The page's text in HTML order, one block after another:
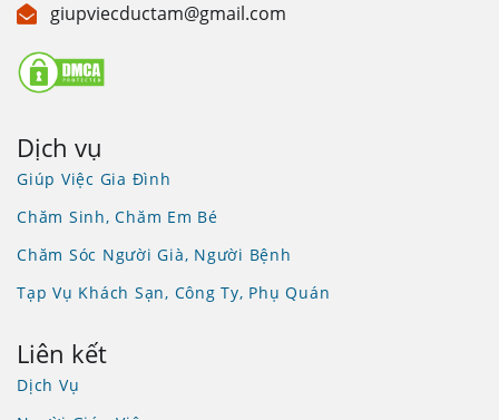
giupviecductam@gmail.com
Dịch vụ
Giúp Việc Gia Đình
Chăm Sinh, Chăm Em Bé
Chăm Sóc Người Già, Người Bệnh
Tạp Vụ Khách Sạn, Công Ty, Phụ Quán
Liên kết
Dịch Vụ